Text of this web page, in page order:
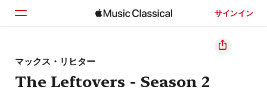
サインイン
ホーム
見つける
マックス・リヒター
The Leftovers - Season 2